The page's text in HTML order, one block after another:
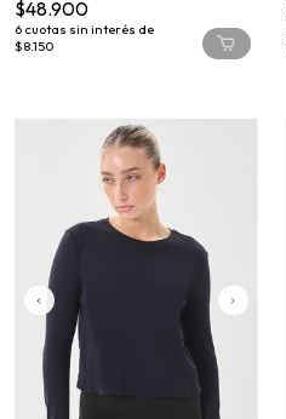
6cuotas sin interés de
$8.150